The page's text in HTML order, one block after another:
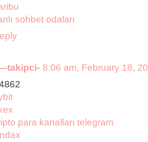
sohbet odaları
takipci- 8:06 am, February 18,
para kanalları telegram